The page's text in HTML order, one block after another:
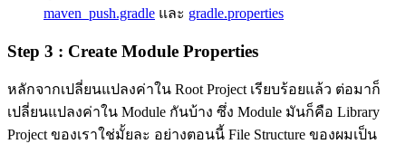
maven_push.gradle และ gradle.properties
Step 3 : Create Module Properties
หลักจากเปลี่ยนแปลงค่าใน Root Project เรียบร้อยแล้ว ต่อมาก็
เปลี่ยนแปลงค่าใน Module กันบ้าง ซึ่ง Module มันก็คือ Library
Project ของเราใช่มั้ยละ อย่างตอนนี้ File Structure ของผมเป็น